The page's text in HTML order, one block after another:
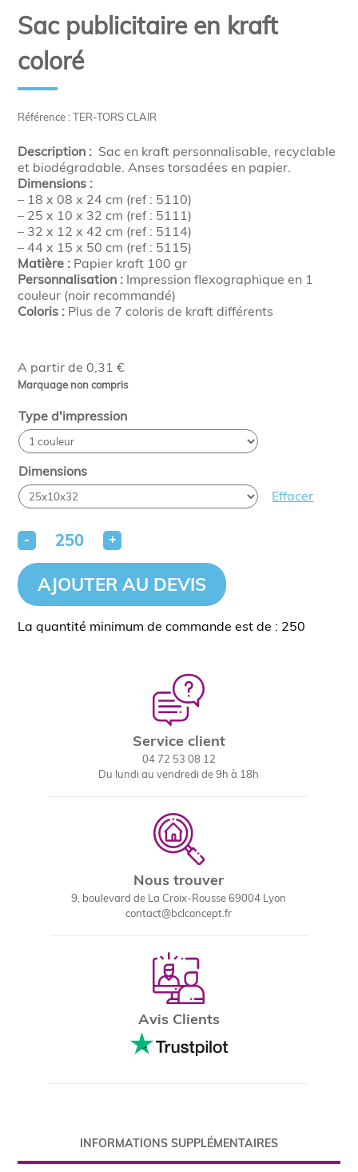
Référence : TER-TORS CLAIR
A partir de 0,31 €
Marquage non compris
Sac publicitaire en kraft
coloré
Description : Sac en kraft personnalisable, recyclable
et biodégradable. Anses torsadées en papier.
Dimensions :
– 18 x 08 x 24 cm (ref : 5110)
– 25 x 10 x 32 cm (ref : 5111)
– 32 x 12 x 42 cm (ref : 5114)
– 44 x 15 x 50 cm (ref : 5115)
Matière : Papier kraft 100 gr
Personnalisation : Impression flexographique en 1
couleur (noir recommandé)
Coloris : Plus de 7 coloris de kraft différents
Type d'impression
Dimensions
Effacer
- +
AJOUTER AU DEVIS
La quantité minimum de commande est de : 250
Service client
04 72 53 08 12
Du lundi au vendredi de 9h à 18h
Nous trouver
9, boulevard de La Croix-Rousse 69004 Lyon
contact@bclconcept.fr
Avis Clients
INFORMATIONS SUPPLÉMENTAIRES